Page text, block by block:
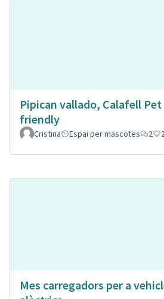
Pipican vallado, Calafell Pet
friendly
Cristina
Espai per mascotes 2
Mes carregadors per a